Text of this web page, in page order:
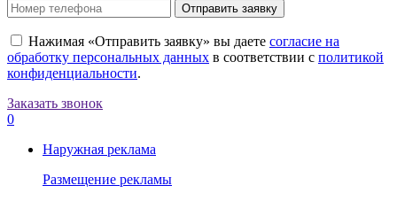
Отправить заявку
Нажимая «Отправить заявку» вы даете согласие на
обработку персональных данных в соответствии с политикой
конфиденциальности.
Заказать звонок
0
Наружная реклама
Размещение рекламы